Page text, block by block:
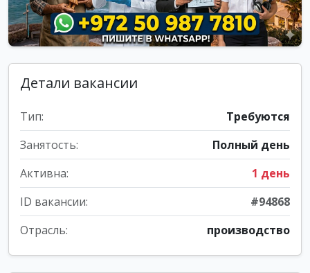
Детали вакансии
Тип:
Требуются
Занятость:
Полный день
Активна:
1 день
ID вакансии:
#94868
Отрасль:
производство